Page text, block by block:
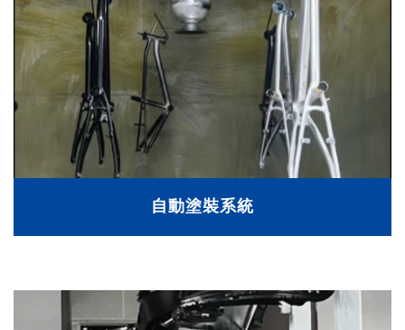
自動塗裝系統